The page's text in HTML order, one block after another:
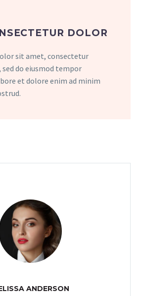
DOLOR
sit amet, consectetur
do eiusmod tempor
et dolore enim ad minim
ANDERSON